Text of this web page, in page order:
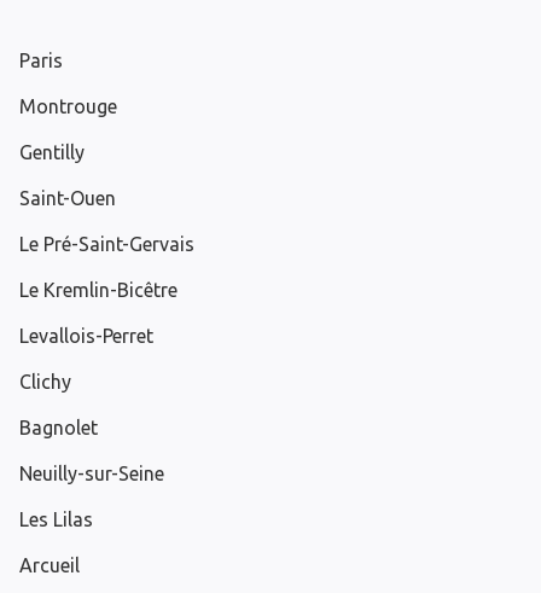
Paris
Montrouge
Gentilly
Saint-Ouen
Le Pré-Saint-Gervais
Le Kremlin-Bicêtre
Levallois-Perret
Clichy
Bagnolet
Neuilly-sur-Seine
Les Lilas
Arcueil